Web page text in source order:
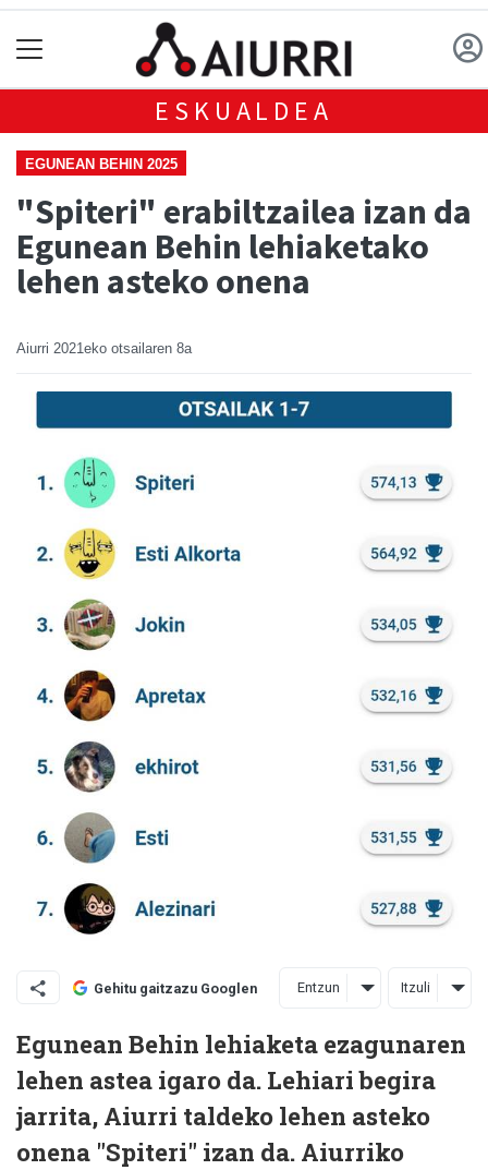
ESKUALDEA
EGUNEAN BEHIN 2025
"Spiteri" erabiltzailea izan da
Egunean Behin lehiaketako
lehen asteko onena
Aiurri 2021eko otsailaren 8a
Gehitu gaitzazu Googlen Entzun Itzuli
Egunean Behin lehiaketa ezagunaren
lehen astea igaro da. Lehiari begira
jarrita, Aiurri taldeko lehen asteko
onena "Spiteri" izan da. Aiurriko